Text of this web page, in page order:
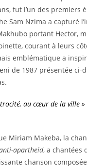
fut l’un des premiers
Sam Nzima a capturé
portant Hector,
courant à leurs
emblématique a
de 1987 présentée ci-
au cœur de la ville »
Miriam Makeba, la
apartheid, a chantées
chanson